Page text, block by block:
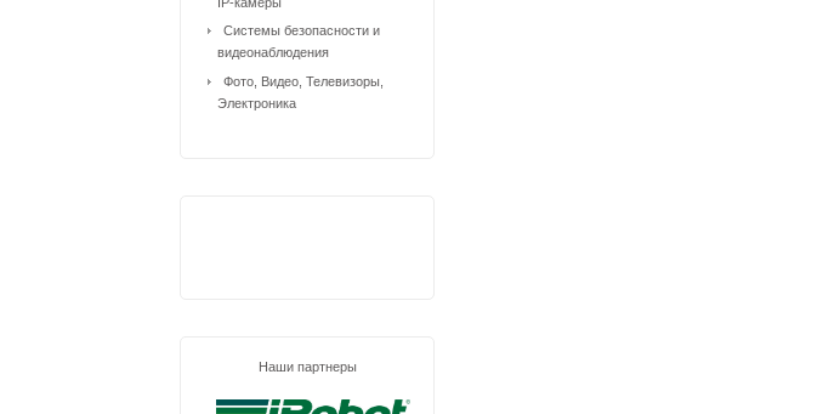
Системы безопасности и
видеонаблюдения
Фото, Видео, Телевизоры,
Электроника
Наши партнеры